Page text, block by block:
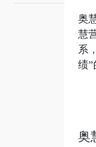
奥
慧
系
绩”
奥